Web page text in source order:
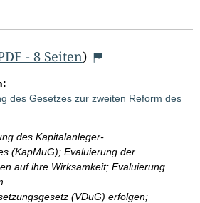
- 8 Seiten)
des Gesetzes zur zweiten Reform des
des Kapitalanleger-
(KapMuG); Evaluierung der
auf ihre Wirksamkeit; Evaluierung
(VDuG) erfolgen;